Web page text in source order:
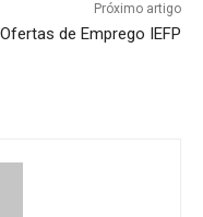
Próximo artigo
Ofertas de Emprego IEFP